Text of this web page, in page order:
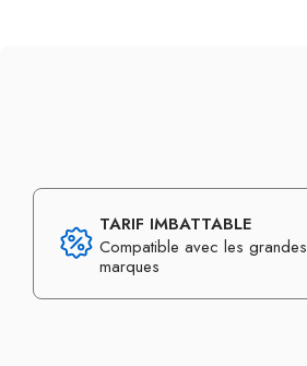
TARIF IMBATTABLE
Compatible avec les grandes
marques